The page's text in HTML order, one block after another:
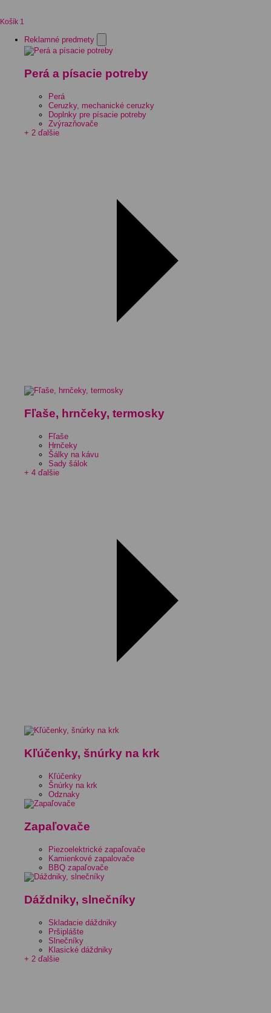
Košík 1
Reklamné predmety
Perá a písacie potreby
Perá
Ceruzky, mechanické ceruzky
Doplnky pre písacie potreby
Zvýrazňovače
+ 2 ďalšie
Fľaše, hrnčeky, termosky
Fľaše
Hrnčeky
Šálky na kávu
Sady šálok
+ 4 ďalšie
Kľúčenky, šnúrky na krk
Kľúčenky
Šnúrky na krk
Odznaky
Zapaľovače
Piezoelektrické zapaľovače
Kamienkové zapalovače
BBQ zapaľovače
Dáždniky, slnečníky
Skladacie dáždniky
Pršiplášte
Slnečníky
Klasické dáždniky
+ 2 ďalšie